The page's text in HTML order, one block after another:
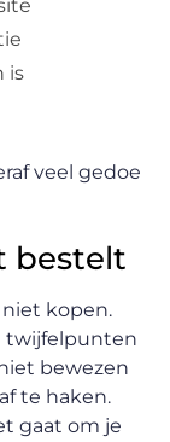
is
veel gedoe
bestelt
niet kopen.
twijfelpunten
bewezen
te haken.
gaat om je